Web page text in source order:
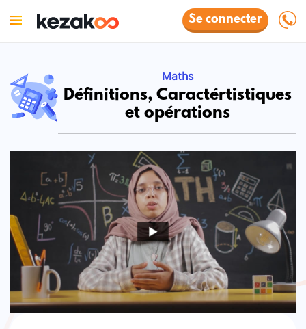
Se connecter
Maths
Définitions, Caractértistiques
et opérations